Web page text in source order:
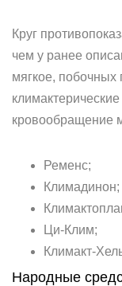
Круг
чем у ранее
мягкое, побочных
кровообращение
Ременс;
Климадинон;
Ци-Клим;
Климакт-
Народные